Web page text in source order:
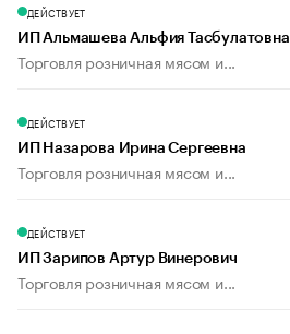
ДЕЙСТВУЕТ
ИП Альмашева Альфия Тасбулатовна
Торговля розничная мясом и...
ДЕЙСТВУЕТ
ИП Назарова Ирина Сергеевна
Торговля розничная мясом и...
ДЕЙСТВУЕТ
ИП Зарипов Артур Винерович
Торговля розничная мясом и...